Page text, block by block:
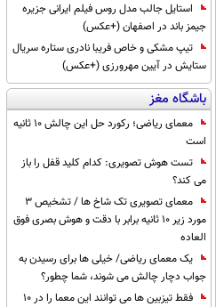
استایل جالب مدل روس فیلم ایرانی جزیره
جیمز باند در اصفهان (+عکس)
تیپ مشکی و خاص فریبا نادری ستاره سریال
ستایش در آیین مهرورزی (+عکس)
باشگاه مغز
معمای ریاضی؛ رکورد حل این چالش 10 ثانیه
است
تست هوش تصویری: کدام کلید قفل را باز
می کند؟
معمای تصویری تک شاخ ها / تشخیص 3
مورد زیر 10 ثانیه برابر با دقت و هوش بصری فوق
العاده
یک معمای ریاضی/ خیلی ها برای رسیدن به
جواب دچار چالش می شوند، شما چطور؟
فقط تیزبین ها می توانند این معما را در 10